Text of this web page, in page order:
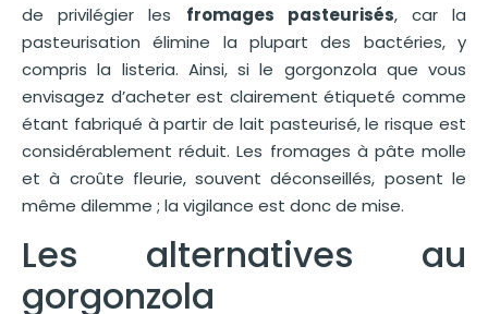
de privilégier les fromages pasteurisés, car la
pasteurisation élimine la plupart des bactéries, y
compris la listeria. Ainsi, si le gorgonzola que vous
envisagez d’acheter est clairement étiqueté comme
étant fabriqué à partir de lait pasteurisé, le risque est
considérablement réduit. Les fromages à pâte molle
et à croûte fleurie, souvent déconseillés, posent le
même dilemme ; la vigilance est donc de mise.
Les alternatives au
gorgonzola